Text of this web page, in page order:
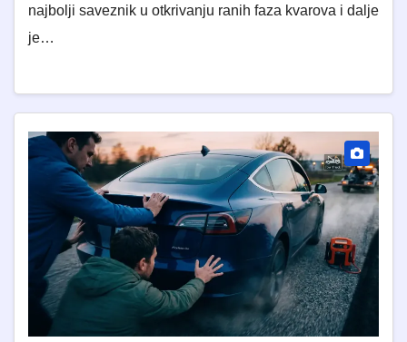
najbolji saveznik u otkrivanju ranih faza kvarova i dalje
je…